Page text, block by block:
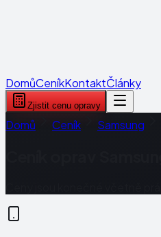
DomůCeníkKontaktČlánky
Zjistit cenu opravy
Domů Ceník Samsung